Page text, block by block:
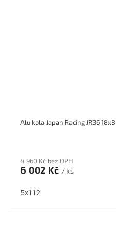
Alu kola Japan Racing JR36
4 960 Kč bez DPH
6 002 Kč / ks
5x112